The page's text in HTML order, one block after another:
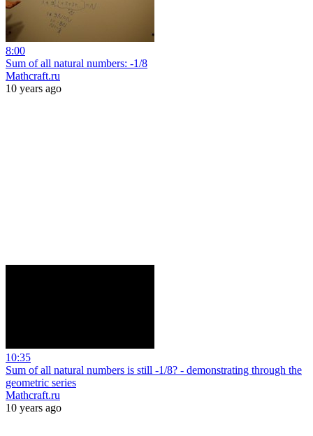
8:00
Sum of all natural numbers: -1/8
Mathcraft.ru
10 years ago
10:35
Sum of all natural numbers is still -1/8? - demonstrating through the
geometric series
Mathcraft.ru
10 years ago